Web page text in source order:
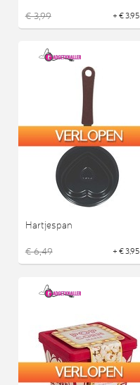
€ 3,99 + € 3,95
Hartjespan
€ 6,49 + € 3,95